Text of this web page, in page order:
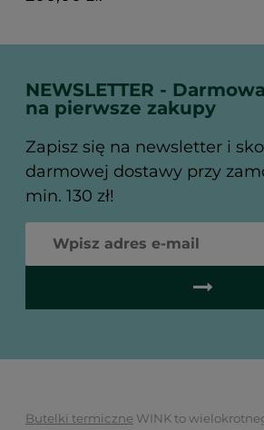
NEWSLETTER -
na pierwsze zakupy
Zapisz się na newsletter i
darmowej dostawy przy
min. 130 zł!
Butelki termiczne WINK to